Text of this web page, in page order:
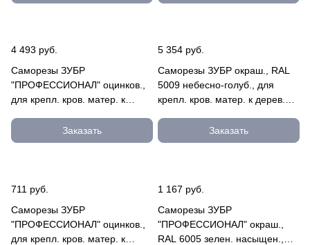
6005
4 493 руб.
Саморезы ЗУБР
"ПРОФЕССИОНАЛ" оцинков.,
для крепл. кров. матер. к
500шт 4-300310-63-080
Заказать
5 354 руб.
Саморезы ЗУБР окраш., RAL
5009 небесно-голуб., для
крепл. кров. матер. к дерев.
300310-48-029-5009
Заказать
711 руб.
Саморезы ЗУБР
"ПРОФЕССИОНАЛ" оцинков.,
для крепл. кров. матер. к
1 167 руб.
Саморезы ЗУБР
"ПРОФЕССИОНАЛ" окраш.,
RAL 6005 зелен. насыщен.,